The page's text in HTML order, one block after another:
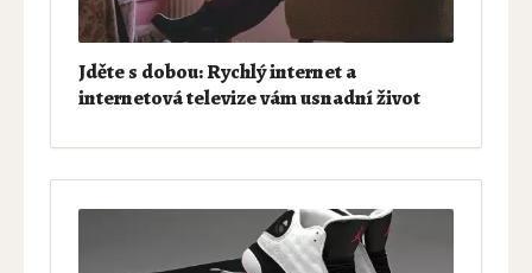
Jděte s dobou: Rychlý internet a
internetová televize vám usnadní život